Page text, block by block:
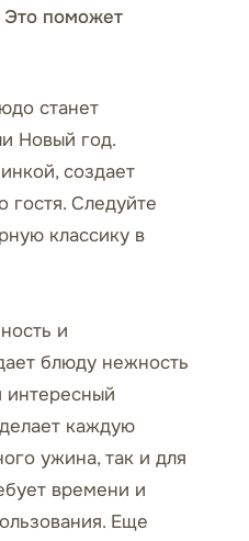
Это поможет
станет
Новый год.
создает
гостя. Следуйте
классику в
и
блюду нежность
интересный
каждую
ужина, так и для
времени и
Еще